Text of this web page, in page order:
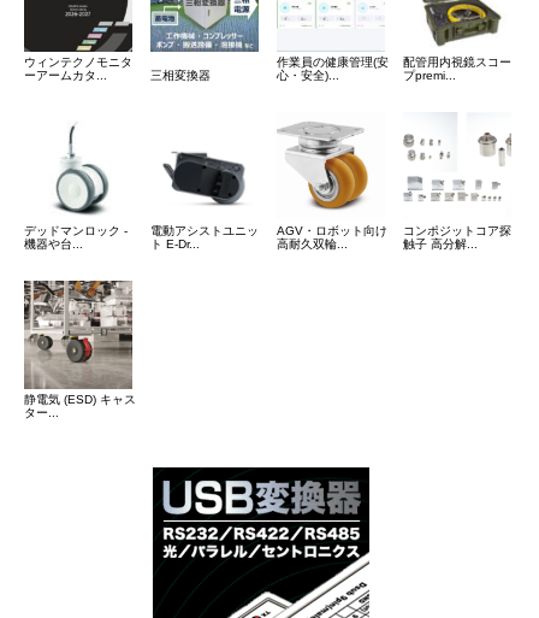
ウィンテクノモニタ
ーアームカタ...
三相変換器
作業員の健康管理(安
心・安全)...
配管用内視鏡スコー
プpremi...
デッドマンロック -
機器や台...
電動アシストユニッ
ト E-Dr...
AGV・ロボット向け
高耐久双輪...
コンポジットコア探
触子 高分解...
静電気 (ESD) キャス
ター...